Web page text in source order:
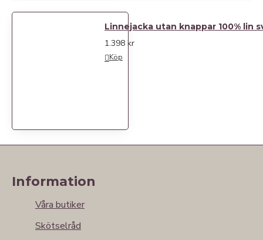
Linnejacka utan knappar 100% lin
1.398 kr
Köp
Information
Våra butiker
Skötselråd